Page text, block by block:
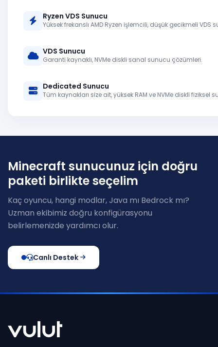
Ryzen VDS Sunucu
Yüksek frekanslı AMD Ryzen işlemcili, düşük gecikmeli VDS
VDS Sunucu
Garanti kaynaklı, NVMe diskli sanal sunucu çözümleri.
Dedicated Sunucu
Tüm kaynakları size ait, yüksek RAM ve NVMe diskli fiziksel
Minecraft sunucunuz için doğru
paketi birlikte seçelim
Kaç oyuncu, hangi modlar, Java mı Bedrock mı?
Uzman ekibimiz doğru konfigürasyonu
belirlemenizde yardımcı olur.
Canlı Destek